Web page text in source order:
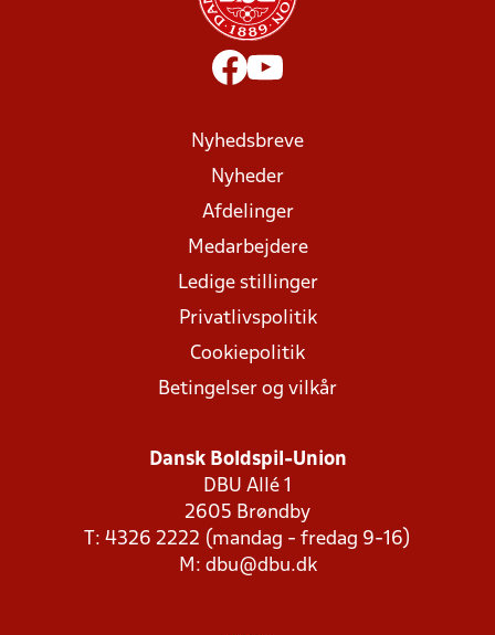
Nyhedsbreve
Nyheder
Afdelinger
Medarbejdere
Ledige stillinger
Privatlivspolitik
Cookiepolitik
Betingelser og vilkår
Dansk Boldspil-Union
DBU Allé 1
2605 Brøndby
T: 4326 2222 (mandag - fredag 9-16)
M: dbu@dbu.dk